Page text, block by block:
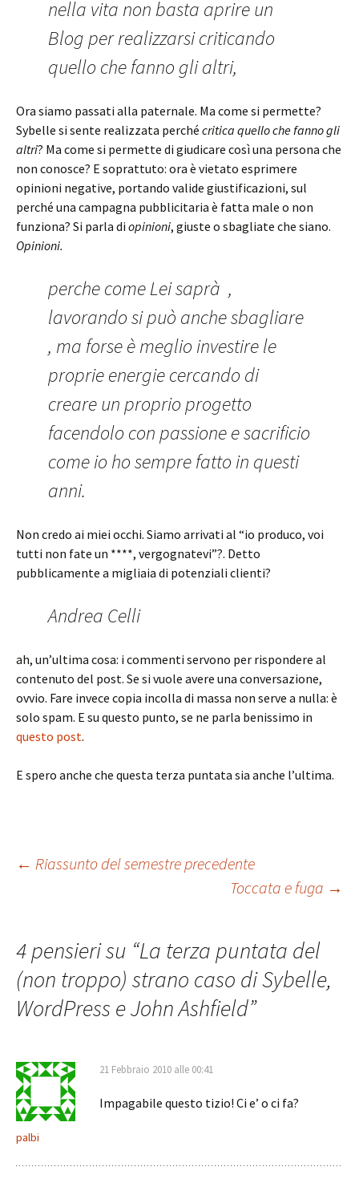
nella vita non basta aprire un
Blog per realizzarsi criticando
quello che fanno gli altri,
Ora siamo passati alla paternale. Ma come si permette?
Sybelle si sente realizzata perché critica quello che fanno gli
altri? Ma come si permette di giudicare così una persona che
non conosce? E soprattuto: ora è vietato esprimere
opinioni negative, portando valide giustificazioni, sul
perché una campagna pubblicitaria è fatta male o non
funziona? Si parla di opinioni, giuste o sbagliate che siano.
Opinioni.
perche come Lei saprà ,
lavorando si può anche sbagliare
, ma forse è meglio investire le
proprie energie cercando di
creare un proprio progetto
facendolo con passione e sacrificio
come io ho sempre fatto in questi
anni.
Non credo ai miei occhi. Siamo arrivati al “io produco, voi
tutti non fate un ****, vergognatevi”?. Detto
pubblicamente a migliaia di potenziali clienti?
Andrea Celli
ah, un’ultima cosa: i commenti servono per rispondere al
contenuto del post. Se si vuole avere una conversazione,
ovvio. Fare invece copia incolla di massa non serve a nulla: è
solo spam. E su questo punto, se ne parla benissimo in
questo post.
E spero anche che questa terza puntata sia anche l’ultima.
Navigazione
← Riassunto del semestre precedente
Toccata e fuga →
4 pensieri su “La terza puntata del
(non troppo) strano caso di Sybelle,
WordPress e John Ashfield”
palbi
21 Febbraio 2010 alle 00:41
Impagabile questo tizio! Ci e’ o ci fa?